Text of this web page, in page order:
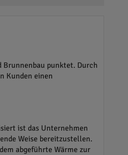
Brunnenbau punktet. Durch
Kunden einen
ist das Unternehmen
Weise bereitzustellen.
abgeführte Wärme zur